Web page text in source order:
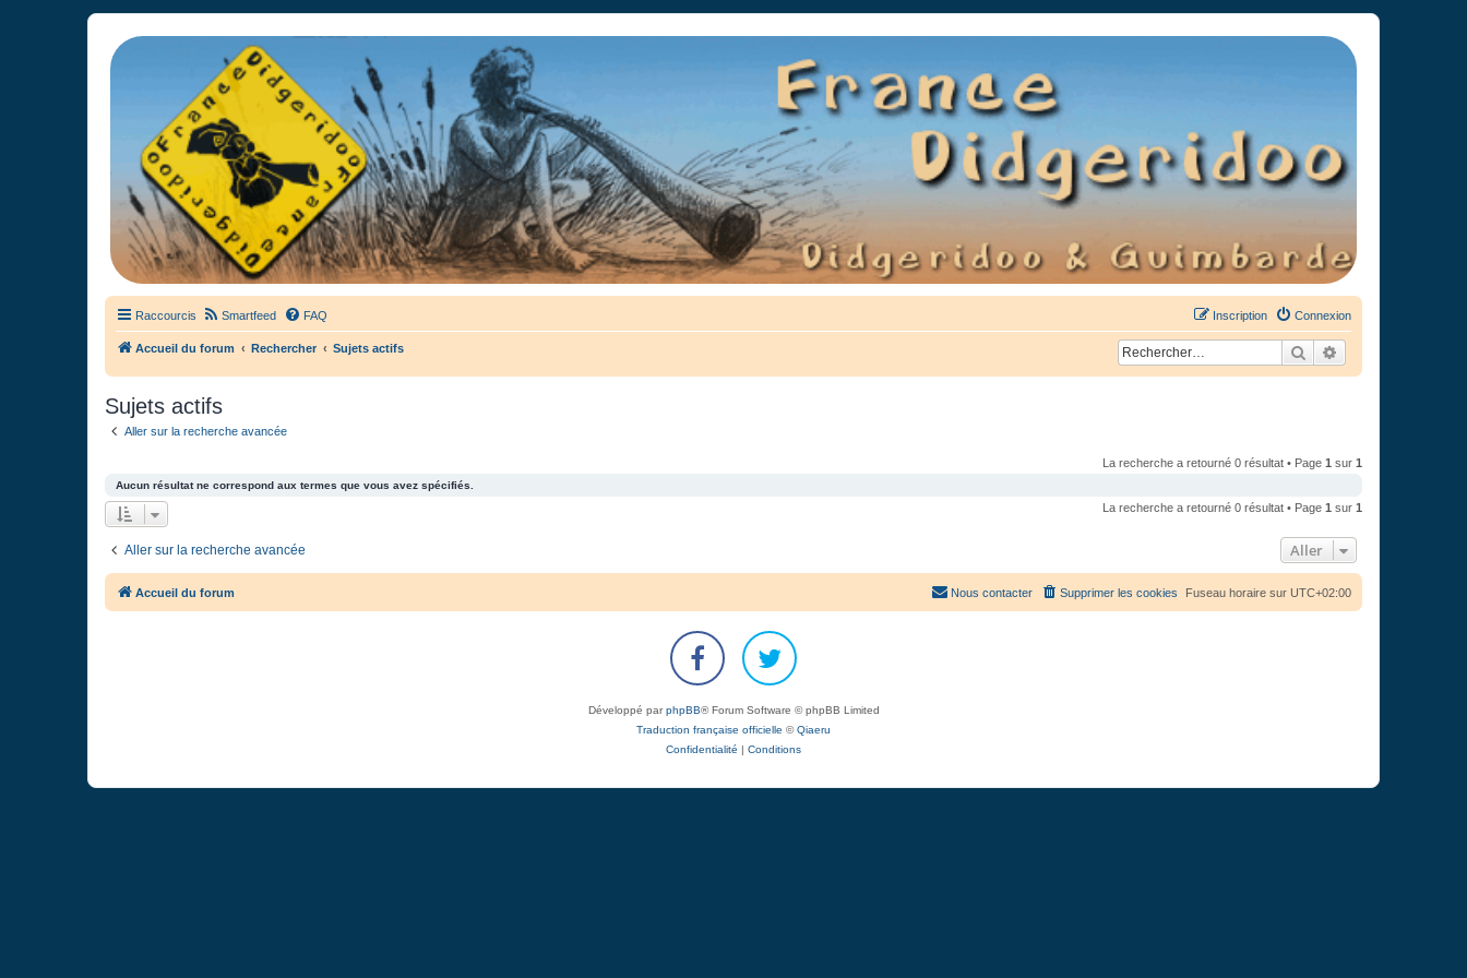
France Didgeridoo
Didgeridoo et Guimbarde sur France Didgeridoo - retrouvez la communauté.
Raccourcis Smartfeed FAQ Connexion
Inscription
Accueil du forum Rechercher Sujets actifs Rechercher
Sujets actifs
Aller sur la recherche avancée
La recherche a retourné 0 résultat • Page 1 sur 1
Aucun résultat ne correspond aux termes que vous avez spécifiés.
La recherche a retourné 0 résultat • Page 1 sur 1
Aller sur la recherche avancée Aller
Accueil du forum Fuseau horaire sur UTC+02:00
Supprimer les cookies
Nous contacter
Développé parphpBB® Forum Software © phpBB Limited
Traduction française officielle ©Qiaeru
Confidentialité | Conditions